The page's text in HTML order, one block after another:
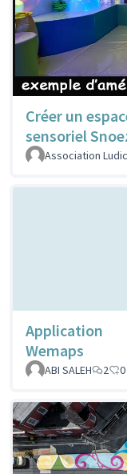
Créer un
sensoriel
Association
Application
Wemaps
ABI SALEH
2 0